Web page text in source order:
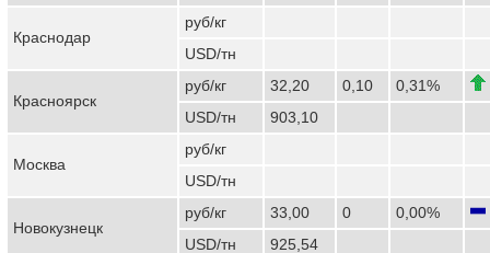
Краснодар
руб/кг
USD/тн
Красноярск
руб/кг 32,20 0,10
0,31%
USD/тн
903,10
Москва
руб/кг
USD/тн
Новокузнецк
руб/кг 33,00 0
0,00%
USD/тн
925,54